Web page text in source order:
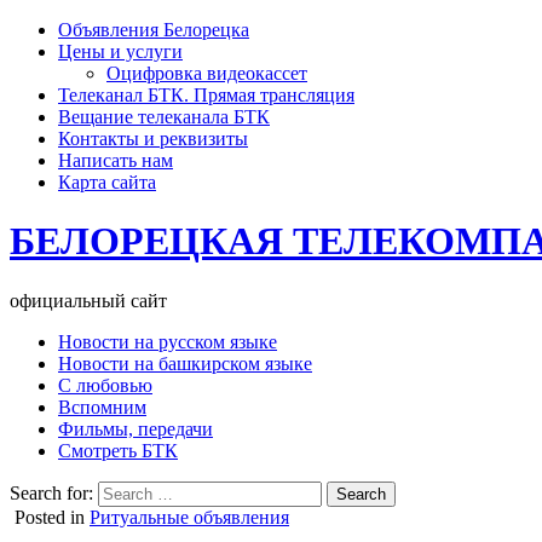
Объявления Белорецка
Цены и услуги
Оцифровка видеокассет
Телеканал БТК. Прямая трансляция
Вещание телеканала БТК
Контакты и реквизиты
Написать нам
Карта сайта
БЕЛОРЕЦКАЯ
официальный сайт
Новости на русском языке
Новости на башкирском языке
С любовью
Вспомним
Фильмы, передачи
Смотреть БТК
Search for:
Posted in Ритуальные объявления